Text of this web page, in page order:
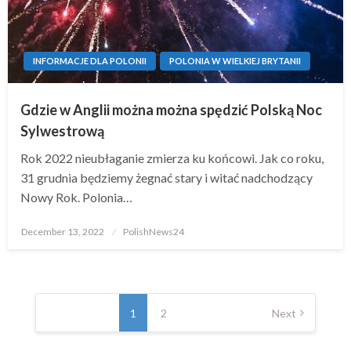
INFORMACJE DLA POLONII POLONIA W WIELKIEJ BRYTANII
Gdzie w Anglii można można spędzić Polską Noc
Sylwestrową
Rok 2022 nieubłaganie zmierza ku końcowi. Jak co roku,
31 grudnia będziemy żegnać stary i witać nadchodzący
Nowy Rok. Polonia…
Posted
December 13, 2022 PolishNews24
Posts
1 2 Next